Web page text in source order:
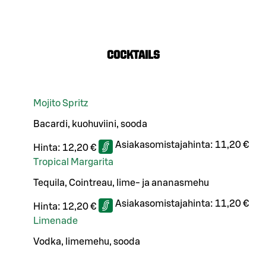
COCKTAILS
Mojito Spritz
Bacardi, kuohuviini, sooda
Hinta: 12,20 € Asiakasomistajahinta: 11,20 €
Tropical Margarita
Tequila, Cointreau, lime- ja ananasmehu
Hinta: 12,20 € Asiakasomistajahinta: 11,20 €
Limenade
Vodka, limemehu, sooda